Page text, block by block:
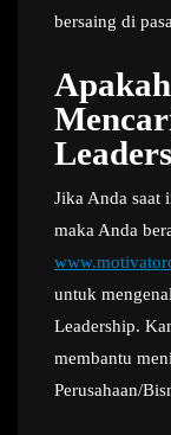
bersaing di
Jika Anda saat
maka Anda
untuk
Leadership.
membantu
Perusahaan/